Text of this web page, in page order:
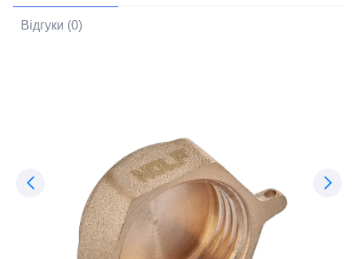
Відгуки (0)